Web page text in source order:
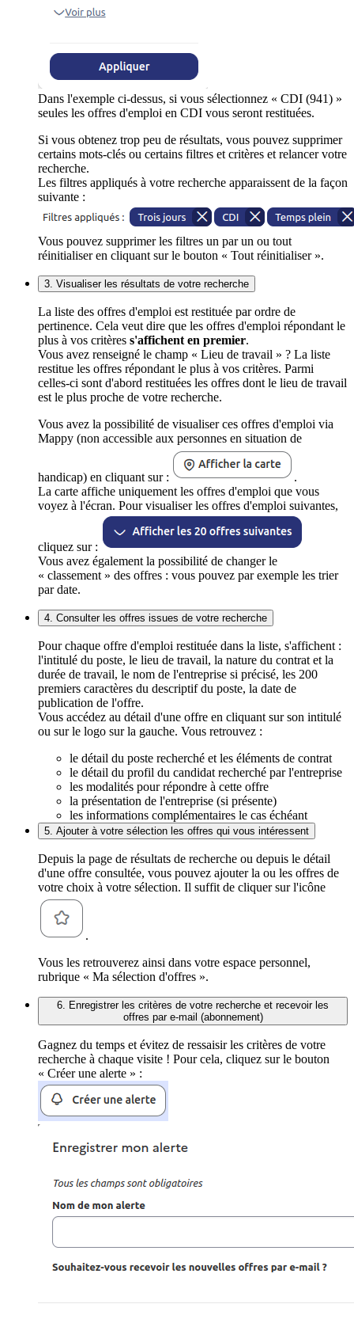
Dans l'exemple ci-dessus, si vous sélectionnez « CDI (941) »
seules les offres d'emploi en CDI vous seront restituées.
Si vous obtenez trop peu de résultats, vous pouvez supprimer
certains mots-clés ou certains filtres et critères et relancer votre
recherche.
Les filtres appliqués à votre recherche apparaissent de la façon
suivante :
Vous pouvez supprimer les filtres un par un ou tout
réinitialiser en cliquant sur le bouton « Tout réinitialiser ».
3. Visualiser les résultats de votre recherche
La liste des offres d'emploi est restituée par ordre de
pertinence. Cela veut dire que les offres d'emploi répondant le
plus à vos critères s'affichent en premier.
Vous avez renseigné le champ « Lieu de travail » ? La liste
restitue les offres répondant le plus à vos critères. Parmi
celles-ci sont d'abord restituées les offres dont le lieu de travail
est le plus proche de votre recherche.
Vous avez la possibilité de visualiser ces offres d'emploi via
Mappy (non accessible aux personnes en situation de
handicap) en cliquant sur :
.
La carte affiche uniquement les offres d'emploi que vous
voyez à l'écran. Pour visualiser les offres d'emploi suivantes,
cliquez sur :
Vous avez également la possibilité de changer le
« classement » des offres : vous pouvez par exemple les trier
par date.
4. Consulter les offres issues de votre recherche
Pour chaque offre d'emploi restituée dans la liste, s'affichent :
l'intitulé du poste, le lieu de travail, la nature du contrat et la
durée de travail, le nom de l'entreprise si précisé, les 200
premiers caractères du descriptif du poste, la date de
publication de l'offre.
Vous accédez au détail d'une offre en cliquant sur son intitulé
ou sur le logo sur la gauche. Vous retrouvez :
le détail du poste recherché et les éléments de contrat
le détail du profil du candidat recherché par l'entreprise
les modalités pour répondre à cette offre
la présentation de l'entreprise (si présente)
les informations complémentaires le cas échéant
5. Ajouter à votre sélection les offres qui vous intéressent
Depuis la page de résultats de recherche ou depuis le détail
d'une offre consultée, vous pouvez ajouter la ou les offres de
votre choix à votre sélection. Il suffit de cliquer sur l'icône
.
Vous les retrouverez ainsi dans votre espace personnel,
rubrique « Ma sélection d'offres ».
6. Enregistrer les critères de votre recherche et recevoir les
offres par e-mail (abonnement)
Gagnez du temps et évitez de ressaisir les critères de votre
recherche à chaque visite ! Pour cela, cliquez sur le bouton
« Créer une alerte » :